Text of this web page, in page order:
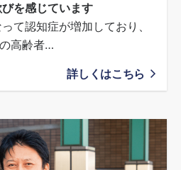
を感じています
て認知症が増加しており、
高齢者…
詳しくはこちら